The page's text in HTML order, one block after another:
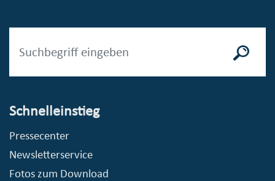
Schnelleinstieg
Pressecenter
Newsletterservice
Fotos zum Download